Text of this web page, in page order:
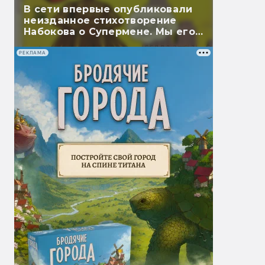
В сети впервые опубликовали
неизданное стихотворение
Набокова о Супермене. Мы его
перевели
РЕКЛАМА